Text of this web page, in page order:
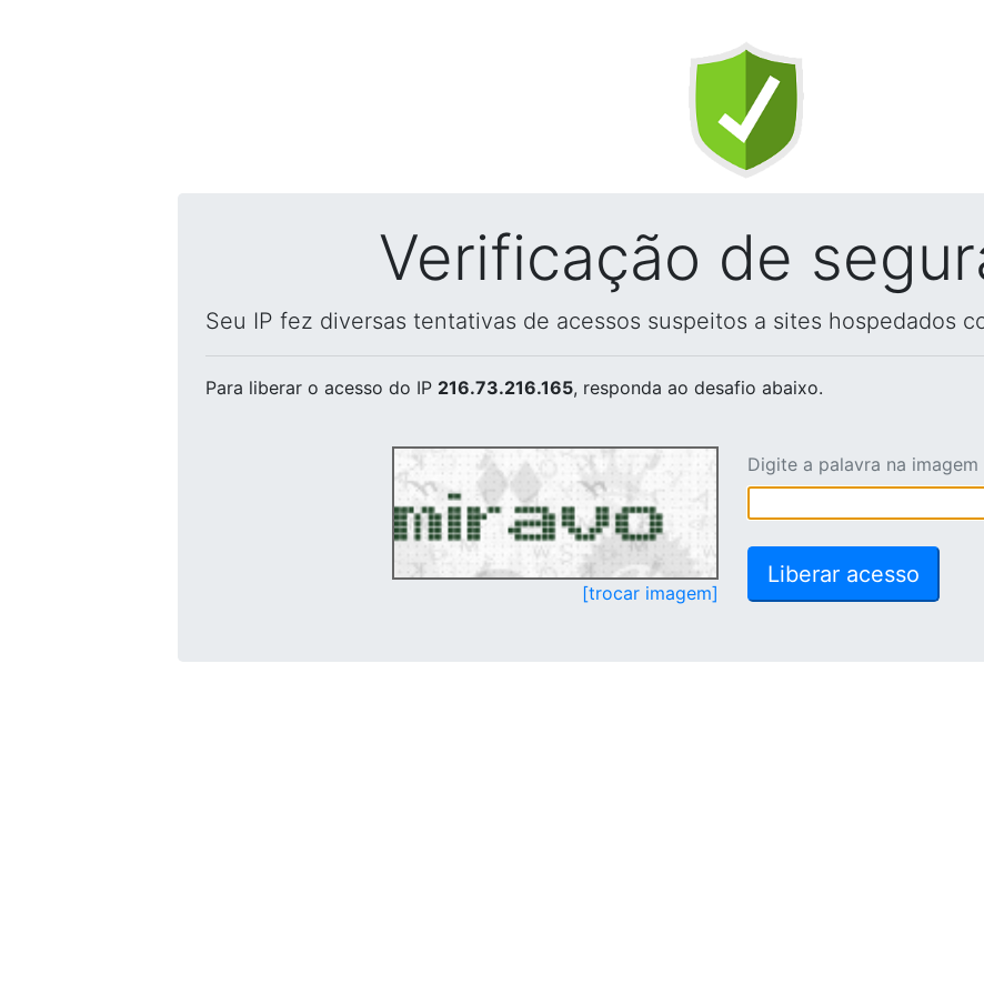
Verificação de
Seu IP fez diversas tentativas de acessos suspeitos a sites hospedados
Para liberar o acesso do IP 216.73.216.165, responda ao desafio abaixo.
[trocar imagem]
Digite a palavra na